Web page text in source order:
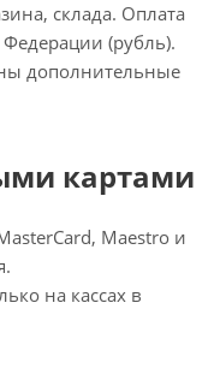
склада. Оплата
(рубль).
дополнительные
картами
Maestro и
на кассах в